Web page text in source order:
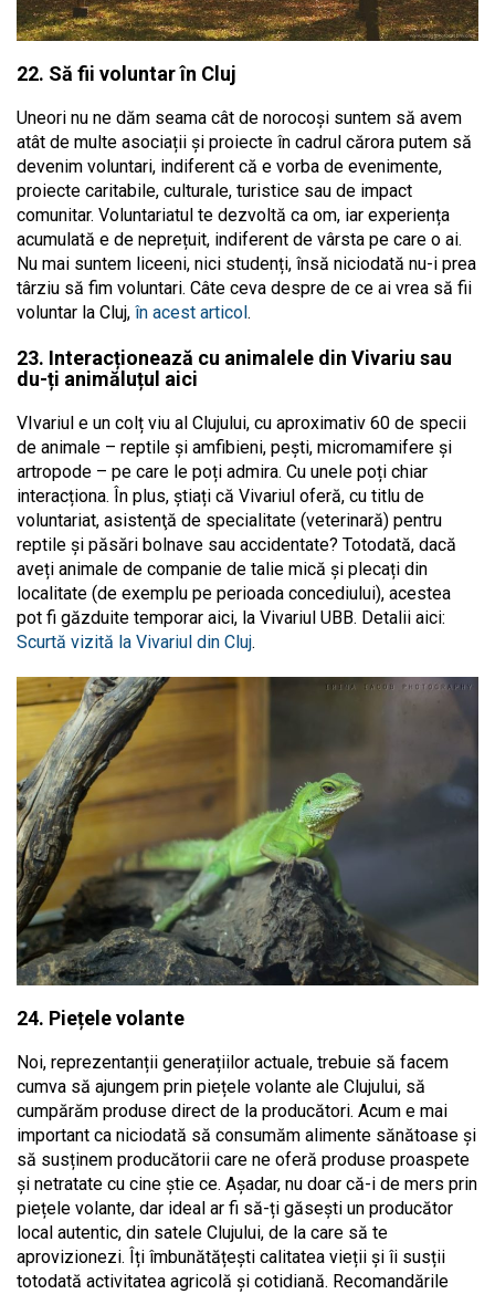
22. Să fii voluntar în Cluj
Uneori nu ne dăm seama cât de norocoși suntem să avem
atât de multe asociații și proiecte în cadrul cărora putem să
devenim voluntari, indiferent că e vorba de evenimente,
proiecte caritabile, culturale, turistice sau de impact
comunitar. Voluntariatul te dezvoltă ca om, iar experiența
acumulată e de neprețuit, indiferent de vârsta pe care o ai.
Nu mai suntem liceeni, nici studenți, însă niciodată nu-i prea
târziu să fim voluntari. Câte ceva despre de ce ai vrea să fii
voluntar la Cluj, în acest articol .
23. Interacționează cu animalele din Vivariu sau
du-ți animăluțul aici
VIvariul e un colț viu al Clujului, cu aproximativ 60 de specii
de animale – reptile și amfibieni, pești, micromamifere și
artropode – pe care le poți admira. Cu unele poți chiar
interacționa. În plus, știați că Vivariul oferă, cu titlu de
voluntariat, asistenţă de specialitate (veterinară) pentru
reptile și păsări bolnave sau accidentate? Totodată, dacă
aveți animale de companie de talie mică și plecați din
localitate (de exemplu pe perioada concediului), acestea
pot fi găzduite temporar aici, la Vivariul UBB. Detalii aici:
Scurtă vizită la Vivariul din Cluj.
24. Piețele volante
Noi, reprezentanții generațiilor actuale, trebuie să facem
cumva să ajungem prin piețele volante ale Clujului, să
cumpărăm produse direct de la producători. Acum e mai
important ca niciodată să consumăm alimente sănătoase și
să susținem producătorii care ne oferă produse proaspete
și netratate cu cine știe ce. Așadar, nu doar că-i de mers prin
piețele volante, dar ideal ar fi să-ți găsești un producător
local autentic, din satele Clujului, de la care să te
aprovizionezi. Îți îmbunătățești calitatea vieții și îi susții
totodată activitatea agricolă și cotidiană. Recomandările